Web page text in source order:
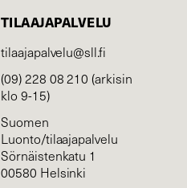
TILAAJAPALVELU
tilaajapalvelu@sll.fi
(09) 228 08 210 (arkisin
klo 9-15)
Suomen
Luonto/tilaajapalvelu
Sörnäistenkatu 1
00580 Helsinki